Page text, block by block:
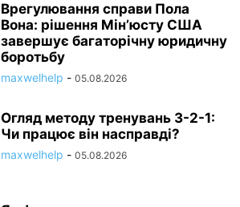
Врегулювання справи Пола
Вона: рішення Мін’юсту США
завершує багаторічну юридичну
боротьбу
maxwelhelp - 05.08.2026
Огляд методу тренувань 3-2-1:
Чи працює він насправді?
maxwelhelp - 05.08.2026